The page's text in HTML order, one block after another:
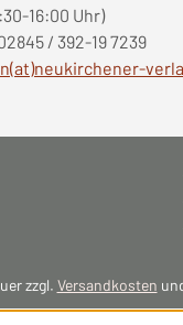
16:00 Uhr)
/ 392-19 7239
zzgl. Versandkosten